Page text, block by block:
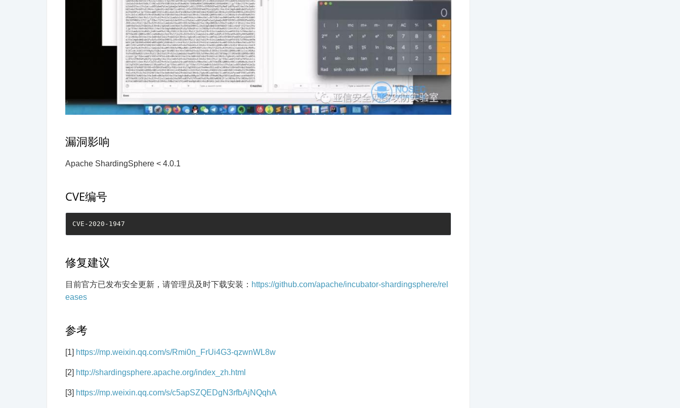
漏洞影响
Apache ShardingSphere < 4.0.1
CVE编号
CVE-2020-1947
修复建议
目前官方已发布安全更新，请管理员及时下载安装： https://github.com/apache/incubator-shardingsphere/rel
eases
参考
[1] https://mp.weixin.qq.com/s/Rmi0n_FrUi4G3-qzwnWL8w
[2] http://shardingsphere.apache.org/index_zh.html
[3] https://mp.weixin.qq.com/s/c5apSZQEDgN3rfbAjNQqhA